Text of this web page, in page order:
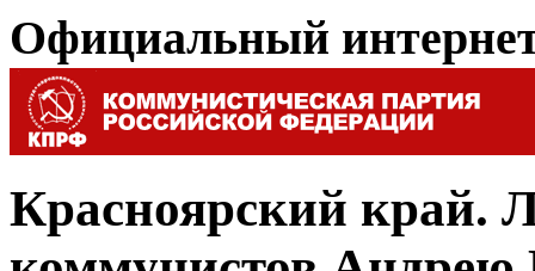
Официальный
Красноярский край.